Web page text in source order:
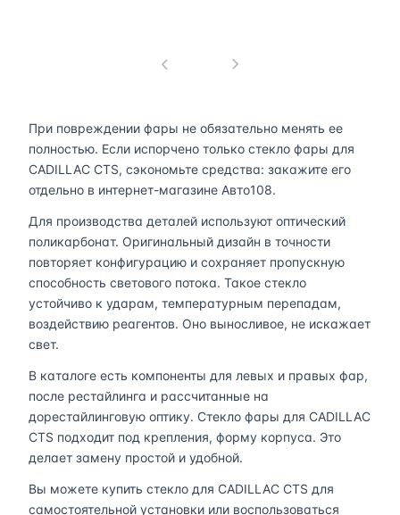
При повреждении фары не обязательно менять ее
полностью. Если испорчено только стекло фары для
CADILLAC CTS, сэкономьте средства: закажите его
отдельно в интернет-магазине Авто108.
Для производства деталей используют оптический
поликарбонат. Оригинальный дизайн в точности
повторяет конфигурацию и сохраняет пропускную
способность светового потока. Такое стекло
устойчиво к ударам, температурным перепадам,
воздействию реагентов. Оно выносливое, не искажает
свет.
В каталоге есть компоненты для левых и правых фар,
после рестайлинга и рассчитанные на
дорестайлинговую оптику. Стекло фары для CADILLAC
CTS подходит под крепления, форму корпуса. Это
делает замену простой и удобной.
Вы можете купить стекло для CADILLAC CTS для
самостоятельной установки или воспользоваться